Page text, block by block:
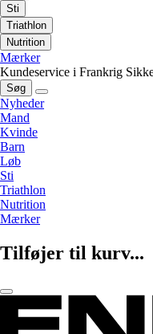
Sti
Triathlon
Nutrition
Mærker
Kundeservice i Frankrig
Søg
Nyheder
Mand
Kvinde
Barn
Løb
Sti
Triathlon
Nutrition
Mærker
Tilføjer til kurv...